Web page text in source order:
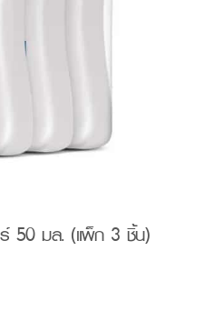
ร์ 50 มล. (แพ็ก 3 ชิ้น)